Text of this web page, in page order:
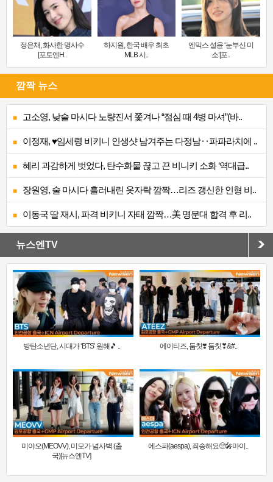
정은채, 화사한 명사수
[포토엔H..
하지원, 한국 배우 최초
MLB 시..
엔믹스 설윤 ‘눈부신 미
소’[포..
깜짝 뉴스
고소영, 낮술 마시다 노량진서 쫓겨나 “점심 때 4병 마셔”(바..
이정재, ♥임세령 비키니 인생샷 남겨주는 다정남‥파파라치에 ..
혜리 과감하게 벗었다, 탄수화물 끊고 끈 비니키 소화 ‘역대급..
장원영, 술 마시다 흘러내린 옷자락 깜짝…리즈 갱신한 인형 비..
이동국 딸 재시, 파격 비키니 자태 깜짝…美 명문대 합격 후 리..
뉴스엔TV
방탄소년단, 시대가 ‘BTS’ 원해🎵 .. 에이티즈, 둠칫❣️ 둠칫❣&#..
미야오(MEOVV), 미모가 넘사벽 (출
국)[뉴스엔TV]
에스파(aespa), 죄송해요🥺🎤마이..